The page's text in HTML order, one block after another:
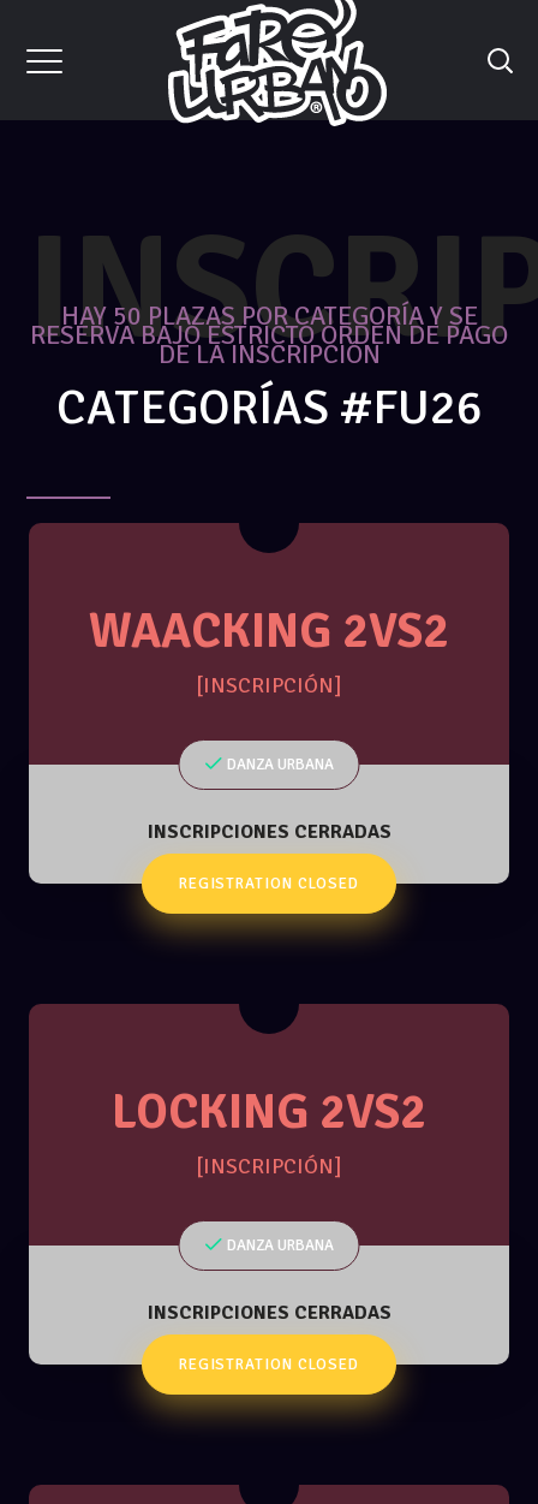
HAY 50 PLAZAS POR CATEGORÍA Y SE
RESERVA BAJO ESTRICTO ORDEN DE PAGO
DE LA INSCRIPCIÓN
CATEGORÍAS #FU26
WAACKING 2VS2
[INSCRIPCIÓN]
DANZA URBANA
INSCRIPCIONES CERRADAS
REGISTRATION CLOSED
LOCKING 2VS2
[INSCRIPCIÓN]
DANZA URBANA
INSCRIPCIONES CERRADAS
REGISTRATION CLOSED